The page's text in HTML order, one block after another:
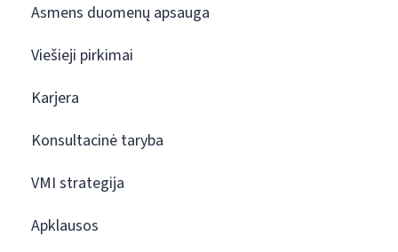
Asmens duomenų apsauga
Viešieji pirkimai
Karjera
Konsultacinė taryba
VMI strategija
Apklausos